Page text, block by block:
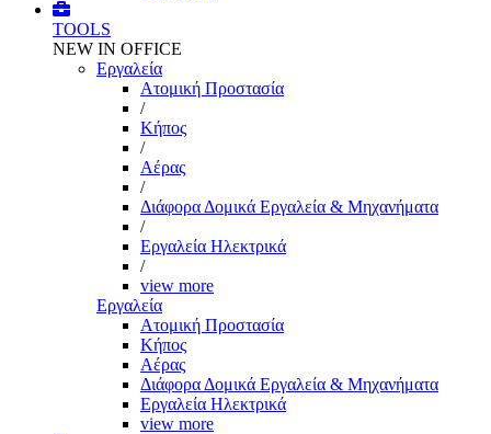
TOOLS
NEW IN OFFICE
Εργαλεία
Aτομική Προστασία
/
Kήπος
/
Αέρας
/
Διάφορα Δομικά Εργαλεία & Μηχανήματα
/
Εργαλεία Ηλεκτρικά
/
view more
Εργαλεία
Aτομική Προστασία
Kήπος
Αέρας
Διάφορα Δομικά Εργαλεία & Μηχανήματα
Εργαλεία Ηλεκτρικά
view more